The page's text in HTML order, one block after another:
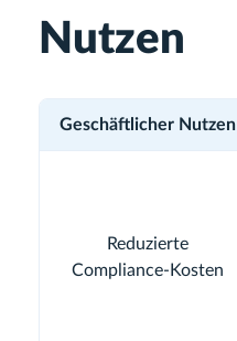
Nutzen
Geschäftlicher Nutzen
Reduzierte
Compliance-Kosten